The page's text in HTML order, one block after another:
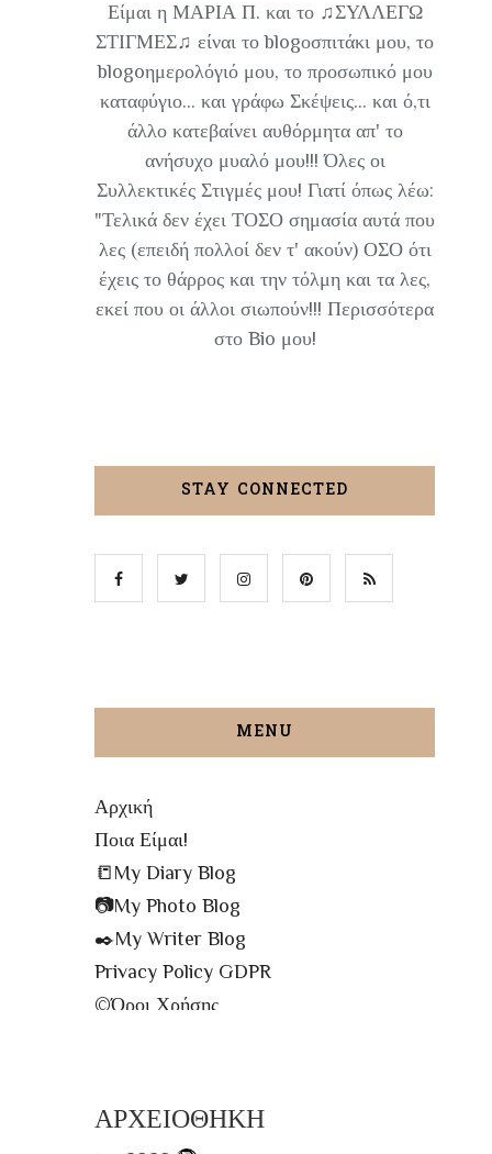
Είμαι η ΜΑΡΙΑ Π. και το ♫ΣΥΛΛΕΓΩ
ΣΤΙΓΜΕΣ♫ είναι το blogοσπιτάκι μου, το
blogoημερολόγιό μου, το προσωπικό μου
καταφύγιο... και γράφω Σκέψεις... και ό,τι
άλλο κατεβαίνει αυθόρμητα απ' το
ανήσυχο μυαλό μου!!! Όλες οι
Συλλεκτικές Στιγμές μου! Γιατί όπως λέω:
"Τελικά δεν έχει ΤΟΣΟ σημασία αυτά που
λες (επειδή πολλοί δεν τ' ακούν) ΟΣΟ ότι
έχεις το θάρρος και την τόλμη και τα λες,
εκεί που οι άλλοι σιωπούν!!! Περισσότερα
στο Bio μου!
STAY CONNECTED
MENU
Αρχική
Ποια Είμαι!
📒My Diary Blog
📷My Photo Blog
✒️My Writer Blog
Privacy Policy GDPR
©️Όροι Χρήσης
ΑΡΧΕΙΟΘΗΚΗ